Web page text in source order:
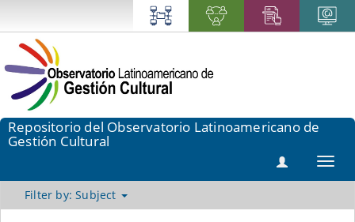
Repositorio del Observatorio Latinoamericano de
Gestión Cultural
Filter by: Subject